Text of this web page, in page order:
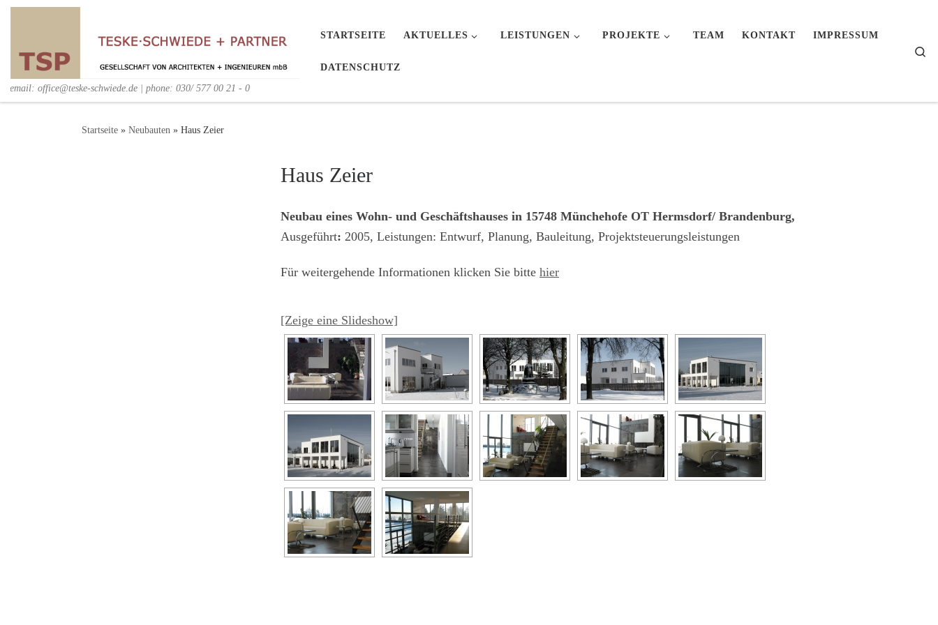
email: office@teske-schwiede.de | phone: 030/ 577 00 21 - 0
STARTSEITE AKTUELLES LEISTUNGEN PROJEKTE TEAM KONTAKT IMPRESSUM
DATENSCHUTZ
Startseite » Neubauten » Haus Zeier
Haus Zeier
Neubau eines Wohn- und Geschäftshauses in 15748 Münchehofe OT Hermsdorf/ Brandenburg,
Ausgeführt: 2005, Leistungen: Entwurf, Planung, Bauleitung, Projektsteuerungsleistungen
Für weitergehende Informationen klicken Sie bitte hier
[Zeige eine Slideshow]